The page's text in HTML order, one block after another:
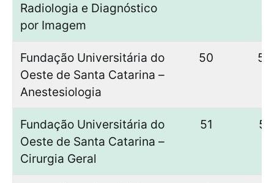
Radiologia e Diagnóstico
por Imagem
Fundação Universitária do
Oeste de Santa Catarina –
Anestesiologia
50 50
Fundação Universitária do
Oeste de Santa Catarina –
Cirurgia Geral
51 51